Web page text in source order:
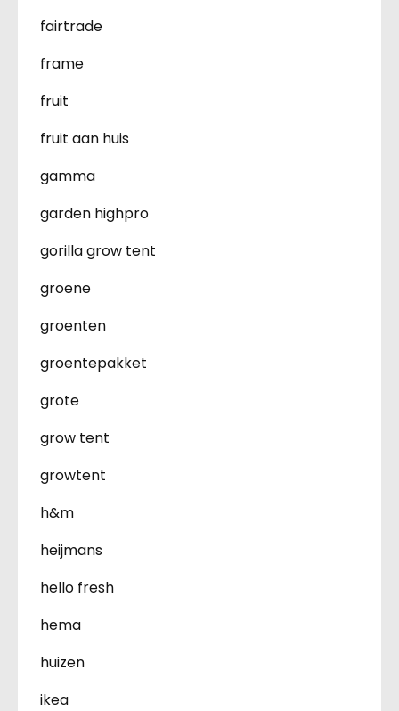
fairtrade
frame
fruit
fruit aan huis
gamma
garden highpro
gorilla grow tent
groene
groenten
groentepakket
grote
grow tent
growtent
h&m
heijmans
hello fresh
hema
huizen
ikea